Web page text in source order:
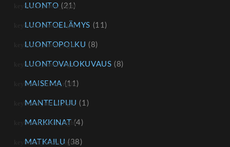
LUONTO (21)
LUONTOELÄMYS (11)
LUONTOPOLKU (8)
LUONTOVALOKUVAUS (8)
MAISEMA (11)
MANTELIPUU (1)
MARKKINAT (4)
MATKAILU (38)